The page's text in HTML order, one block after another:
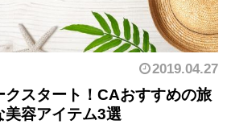
2019.04.27
クスタート！CAおすすめの旅
容アイテム3選